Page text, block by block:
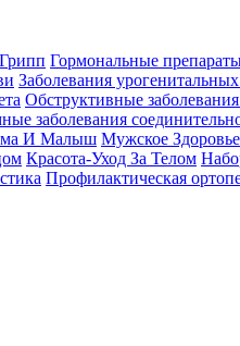
Гормональные
Заболевания
Обструктивные
заболевания
И Малыш Мужское Здоровье
Красота-Уход За Телом
Профилактическая